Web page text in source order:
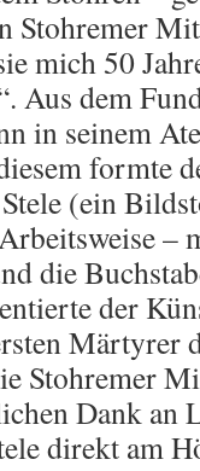
Stohremer
mich 50
Aus dem
in seinem
formte
(ein
–
die
der
Märtyrer
Stohremer
Dank an
direkt am